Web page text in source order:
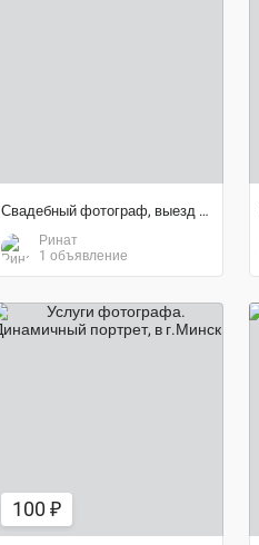
Свадебный фотограф, выезд по всей Беларуси
Ринат
1 объявление
100 ₽